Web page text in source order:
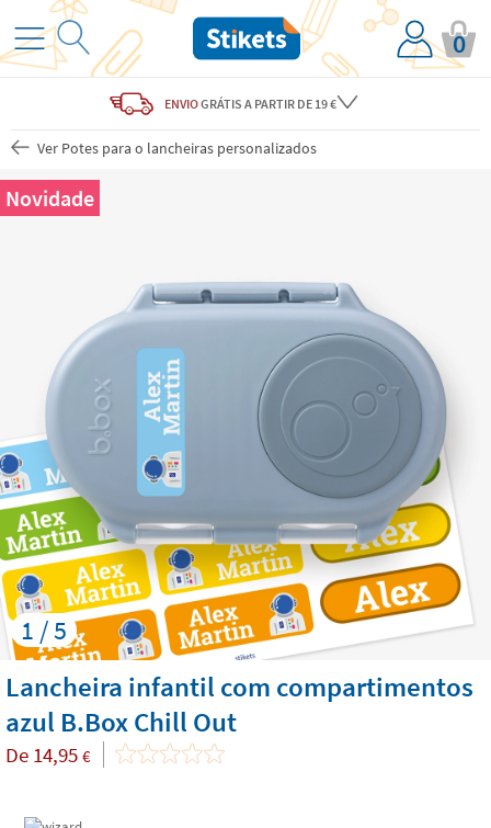
0
ENVIOGRÁTIS A PARTIR DE 19 €
Ver Potes para o lancheiras personalizados
1 / 5
Novidade
Lancheira infantil com compartimentos
azul B.Box Chill Out
De 14,95 €